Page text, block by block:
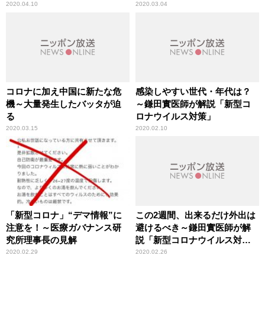
2020.04.10 2020.03.04
コロナに加え中国に新たな危
機～大量発生したバッタが迫
る
2020.03.15
感染しやすい世代・年代は？
～鎌田實医師が解説「新型コ
ロナウイルス対策」
2020.02.10
「新型コロナ」“デマ情報”に
注意を！～医療ガバナンス研
究所理事長の見解
2020.02.29
この2週間、出来るだけ外出は
避けるべき～鎌田實医師が解
説「新型コロナウイルス対
策」
2020.02.26